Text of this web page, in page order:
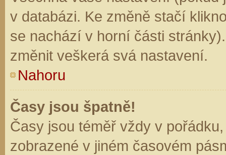
v databázi. Ke změně stačí
se nachází v horní části
změnit veškerá svá nastavení.
Nahoru
Časy jsou špatně!
Časy jsou téměř vždy v
zobrazené v jiném časovém